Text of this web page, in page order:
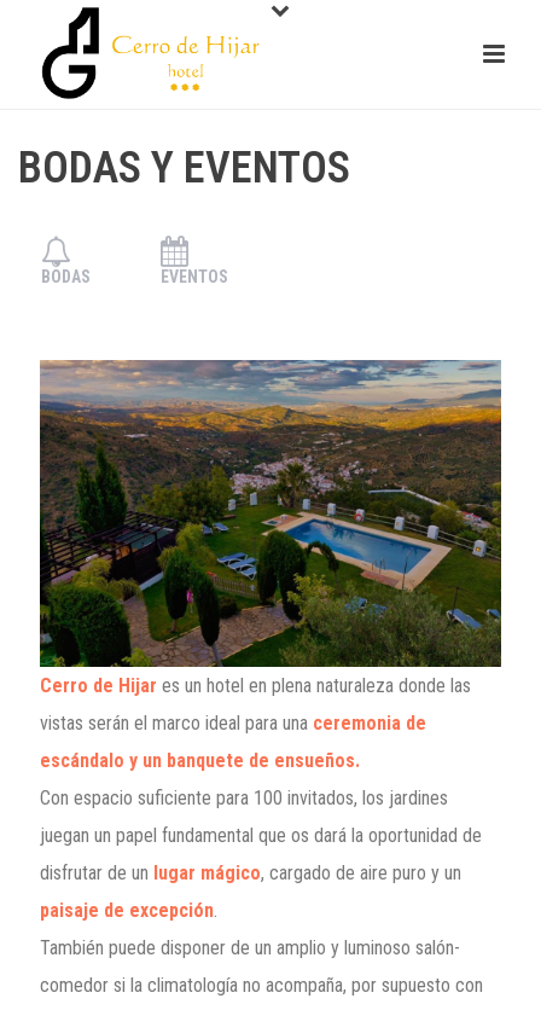
BODAS Y EVENTOS
BODAS EVENTOS
Cerro de Hijar es un hotel en plena naturaleza donde las
vistas serán el marco ideal para una ceremonia de
escándalo y un banquete de ensueños.
Con espacio suficiente para 100 invitados, los jardines
juegan un papel fundamental que os dará la oportunidad de
disfrutar de un lugar mágico, cargado de aire puro y un
paisaje de excepción.
También puede disponer de un amplio y luminoso salón-
comedor si la climatología no acompaña, por supuesto con